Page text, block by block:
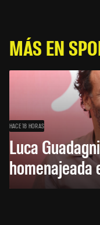
MÁS EN
HACE 18 HORAS
Luca
homenajeada